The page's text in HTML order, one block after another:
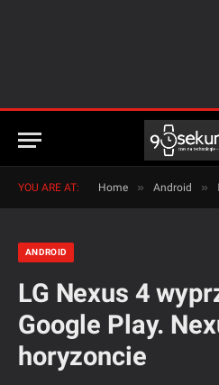
YOU ARE AT: Home » Android »
ANDROID
LG Nexus 4
Google Play.
horyzoncie